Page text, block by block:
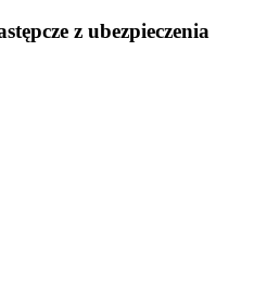
z ubezpieczenia